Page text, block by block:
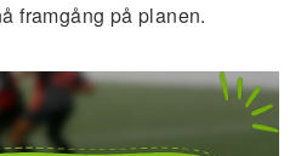
framgång på planen.